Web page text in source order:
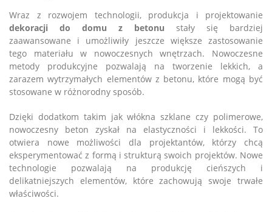
Wraz z rozwojem technologii, produkcja i projektowanie
dekoracji do domu z betonu stały się bardziej
zaawansowane i umożliwiły jeszcze większe zastosowanie
tego materiału w nowoczesnych wnętrzach. Nowoczesne
metody produkcyjne pozwalają na tworzenie lekkich, a
zarazem wytrzymałych elementów z betonu, które mogą być
stosowane w różnorodny sposób.
Dzięki dodatkom takim jak włókna szklane czy polimerowe,
nowoczesny beton zyskał na elastyczności i lekkości. To
otwiera nowe możliwości dla projektantów, którzy chcą
eksperymentować z formą i strukturą swoich projektów. Nowe
technologie pozwalają na produkcję cieńszych i
delikatniejszych elementów, które zachowują swoje trwałe
właściwości.